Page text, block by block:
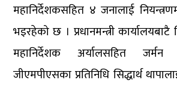
महानिर्देशकसहित ४ जनालाई
भइरहेको छ । प्रधानमन्त्री कार्यालयबाटै
महानिर्देशक अर्यालसहित
जीएमपीएसका प्रतिनिधि सिद्धार्थ